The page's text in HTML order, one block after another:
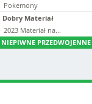
Pokemony
Dobry Materiał
2023 Materiał na...
NIEPIWNE PRZEDWOJENNE